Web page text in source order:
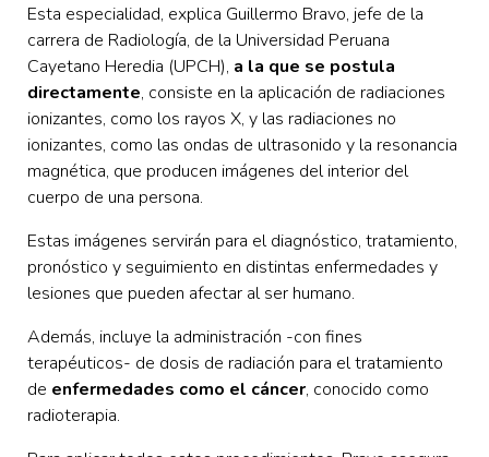
Esta especialidad, explica Guillermo Bravo, jefe de la
carrera de Radiología, de la Universidad Peruana
Cayetano Heredia (UPCH), a la que se postula
directamente, consiste en la aplicación de radiaciones
ionizantes, como los rayos X, y las radiaciones no
ionizantes, como las ondas de ultrasonido y la resonancia
magnética, que producen imágenes del interior del
cuerpo de una persona.
Estas imágenes servirán para el diagnóstico, tratamiento,
pronóstico y seguimiento en distintas enfermedades y
lesiones que pueden afectar al ser humano.
Además, incluye la administración -con fines
terapéuticos- de dosis de radiación para el tratamiento
de enfermedades como el cáncer, conocido como
radioterapia.